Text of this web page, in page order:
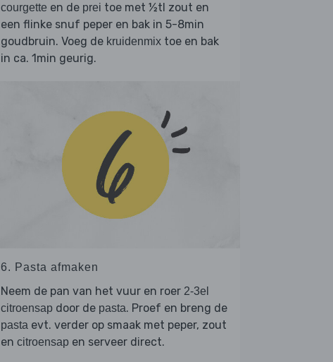
courgette en de prei toe met ½tl zout en
een flinke snuf peper en bak in 5-8min
goudbruin. Voeg de kruidenmix toe en bak
in ca. 1min geurig.
6. Pasta afmaken
Neem de pan van het vuur en roer 2-3el
citroensap door de pasta. Proef en breng de
pasta evt. verder op smaak met peper, zout
en citroensap en serveer direct.